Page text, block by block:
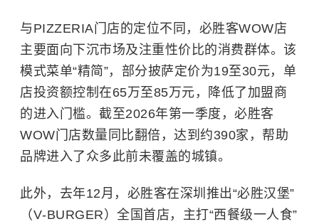
与PIZZERIA门店的定位不同，必胜客WOW店
主要面向下沉市场及注重性价比的消费群体。该
模式菜单“精简”，部分披萨定价为19至30元，单
店投资额控制在65万至85万元，降低了加盟商
的进入门槛。截至2026年第一季度，必胜客
WOW门店数量同比翻倍，达到约390家，帮助
品牌进入了众多此前未覆盖的城镇。
此外，去年12月，必胜客在深圳推出“必胜汉堡”
（V‑BURGER）全国首店，主打“西餐级一人食”